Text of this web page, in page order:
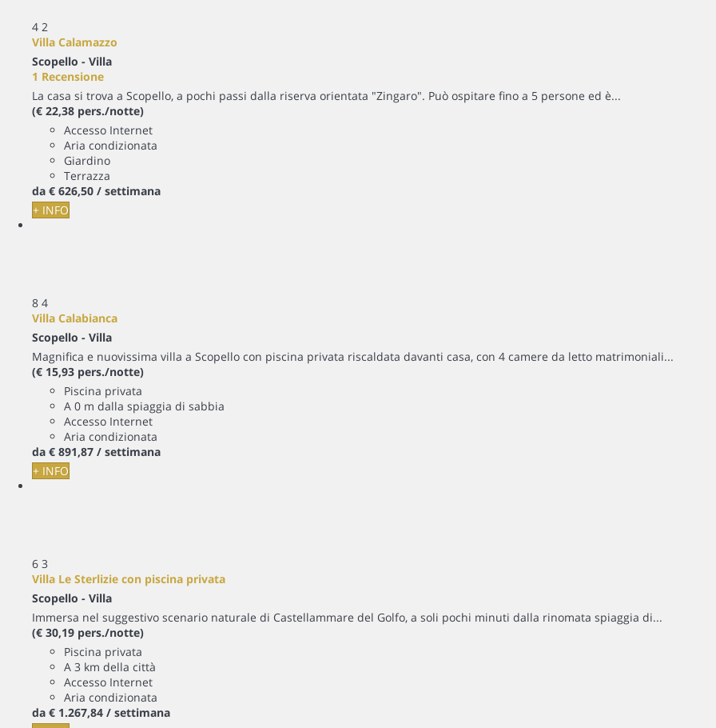
4 2
Villa Calamazzo
Scopello - Villa
1 Recensione
La casa si trova a Scopello, a pochi passi dalla riserva orientata "Zingaro". Può ospitare fino a 5 persone ed è...
(€ 22,38 pers./notte)
Accesso Internet
Aria condizionata
Giardino
Terrazza
da € 626,50 / settimana
+ INFO
8 4
Villa Calabianca
Scopello - Villa
Magnifica e nuovissima villa a Scopello con piscina privata riscaldata davanti casa, con 4 camere da letto matrimoniali...
(€ 15,93 pers./notte)
Piscina privata
A 0 m dalla spiaggia di sabbia
Accesso Internet
Aria condizionata
da € 891,87 / settimana
+ INFO
6 3
Villa Le Sterlizie con piscina privata
Scopello - Villa
Immersa nel suggestivo scenario naturale di Castellammare del Golfo, a soli pochi minuti dalla rinomata spiaggia di...
(€ 30,19 pers./notte)
Piscina privata
A 3 km della città
Accesso Internet
Aria condizionata
da € 1.267,84 / settimana